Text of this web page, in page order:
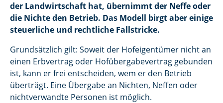
der Landwirtschaft hat, übernimmt der Neffe oder
die Nichte den Betrieb. Das Modell birgt aber einige
steuerliche und rechtliche Fallstricke.
Grundsätzlich gilt: Soweit der Hofeigentümer nicht an
einen Erbvertrag oder Hofübergabevertrag gebunden
ist, kann er frei entscheiden, wem er den Betrieb
überträgt. Eine Übergabe an Nichten, Neffen oder
nichtverwandte Personen ist möglich.